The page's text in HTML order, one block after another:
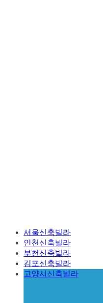
서울신축빌라
인천신축빌라
부천신축빌라
김포신축빌라
고양시신축빌라